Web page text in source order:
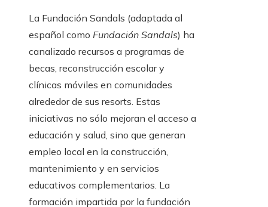
La Fundación Sandals (adaptada al
español como Fundación Sandals) ha
canalizado recursos a programas de
becas, reconstrucción escolar y
clínicas móviles en comunidades
alrededor de sus resorts. Estas
iniciativas no sólo mejoran el acceso a
educación y salud, sino que generan
empleo local en la construcción,
mantenimiento y en servicios
educativos complementarios. La
formación impartida por la fundación